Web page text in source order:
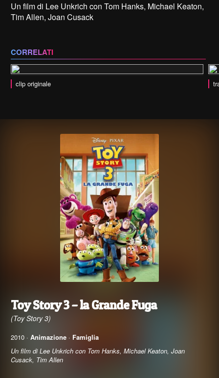
Un film di Lee Unkrich con Tom Hanks, Michael Keaton,
Tim Allen, Joan Cusack
CORRELATI
clip originale
Toy Story 3 – la Grande Fuga
(Toy Story 3)
2010 · Animazione · Famiglia
Un film di Lee Unkrich con Tom Hanks, Michael Keaton, Joan
Cusack, Tim Allen